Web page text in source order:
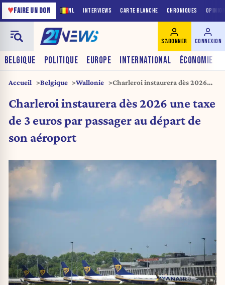
NL INTERVIEWS CARTE BLANCHE CHRONIQUES
♥FAIRE UN DON
BELGIQUE POLITIQUE EUROPE INTERNATIONAL ÉCONOMIE
S'ABONNER CONNEXION
Accueil Belgique Wallonie
Charleroi instaurera dès 2026
au départ de son aéroport
Charleroi instaurera dès 2026 une taxe
de 3 euros par passager au départ de
son aéroport